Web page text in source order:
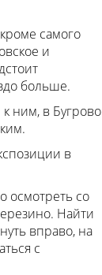
самого
и
больше.
ним, в
в
осмотреть со
Найти
вправо, на
с